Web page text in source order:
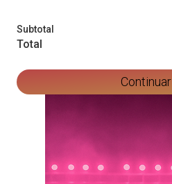
Subtotal
Total
Continuar